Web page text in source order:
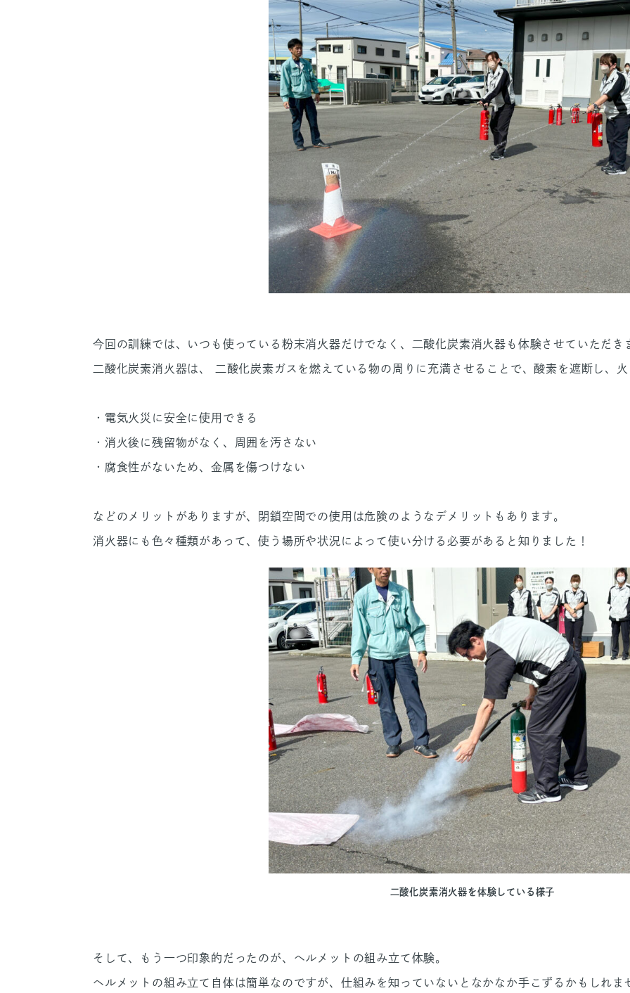
今回の訓練では、いつも使っている粉末消火器だけでなく、二酸化炭素消火器も体験させていただき
二酸化炭素消火器は、 二酸化炭素ガスを燃えている物の周りに充満させることで、酸素を遮断し、
・電気火災に安全に使用できる
・消火後に残留物がなく、周囲を汚さない
・腐食性がないため、金属を傷つけない
などのメリットがありますが、閉鎖空間での使用は危険のようなデメリットもあります。
消火器にも色々種類があって、使う場所や状況によって使い分ける必要があると知りました！
二酸化炭素消火器を体験している様子
そして、もう一つ印象的だったのが、ヘルメットの組み立て体験。
ヘルメットの組み立て自体は簡単なのですが、仕組みを知っていないとなかなか手こずるかもしれま